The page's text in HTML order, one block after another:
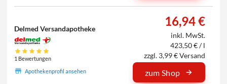
Delmed Versandapotheke
1 Bewertungen
Apothekenprofil ansehen
16,94 €
inkl. MwSt.
423,50 € / l
zzgl. 3,99 € Versand
zum Shop